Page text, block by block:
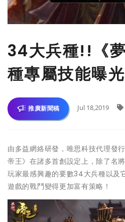
34大兵種!!《
種專屬技能曝光
推廣新聞稿 Jul 18,2019
由多益網絡研發，唯思科技代理發
帝王》在諸多首創設定上，除了名
玩家最感興趣的要數34大兵種以及
遊戲的戰鬥變得更加富有策略！